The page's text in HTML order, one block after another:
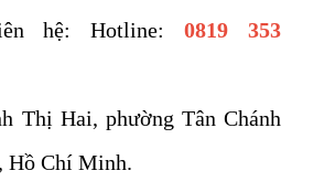
hệ: Hotline:0819 353
Thị Hai, phường Tân Chánh
Hồ Chí Minh.